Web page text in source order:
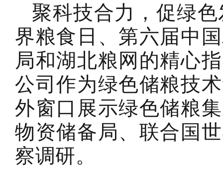
聚科技合力，促绿
界粮食日、第六届中
局和湖北粮网的精心
公司作为绿色储粮技
外窗口展示绿色储粮
物资储备局、联合国
察调研。